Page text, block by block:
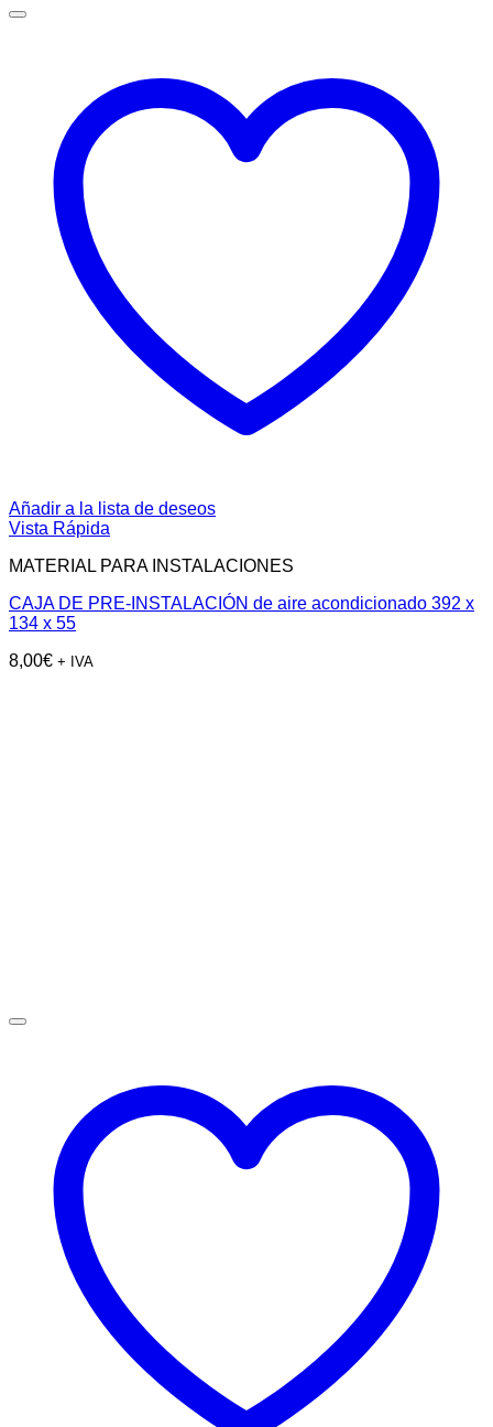
Añadir a la lista de deseos
Vista Rápida
MATERIAL PARA INSTALACIONES
CAJA DE PRE-INSTALACIÓN de aire acondicionado 392 x
134 x 55
8,00€ + IVA